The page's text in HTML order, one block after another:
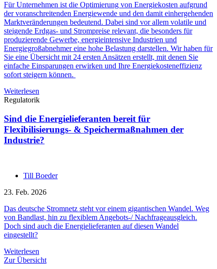
Für Unternehmen ist die Optimierung von Energiekosten aufgrund
der voranschreitenden Energiewende und den damit einhergehenden
Marktveränderungen bedeutend. Dabei sind vor allem volatile und
steigende Erdgas- und Strompreise relevant, die besonders für
produzierende Gewerbe, energieintensive Industrien und
Energiegroßabnehmer eine hohe Belastung darstellen. Wir haben für
Sie eine Übersicht mit 24 ersten Ansätzen erstellt, mit denen Sie
einfache Einsparungen erwirken und Ihre Energiekosteneffizienz
sofort steigern können.
Weiterlesen
Regulatorik
Sind die Energielieferanten bereit für
Flexibilisierungs- & Speichermaßnahmen der
Industrie?
Till Boeder
23. Feb. 2026
Das deutsche Stromnetz steht vor einem gigantischen Wandel. Weg
von Bandlast, hin zu flexiblem Angebots-/ Nachfrageausgleich.
Doch sind auch die Energielieferanten auf diesen Wandel
eingestellt?
Weiterlesen
Zur Übersicht